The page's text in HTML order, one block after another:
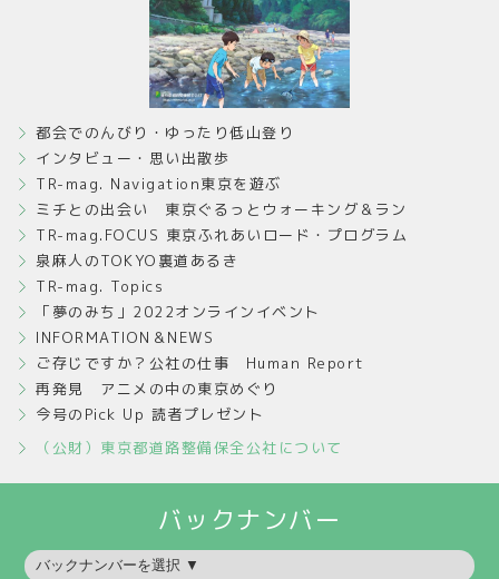
都会でのんびり・ゆったり低山登り
インタビュー・思い出散歩
TR-mag. Navigation東京を遊ぶ
ミチとの出会い 東京ぐるっとウォーキング＆ラン
TR-mag.FOCUS 東京ふれあいロード・プログラム
泉麻人のTOKYO裏道あるき
TR-mag. Topics
「夢のみち」2022オンラインイベント
INFORMATION＆NEWS
ご存じですか？公社の仕事 Human Report
再発見 アニメの中の東京めぐり
今号のPick Up 読者プレゼント
（公財）東京都道路整備保全公社について